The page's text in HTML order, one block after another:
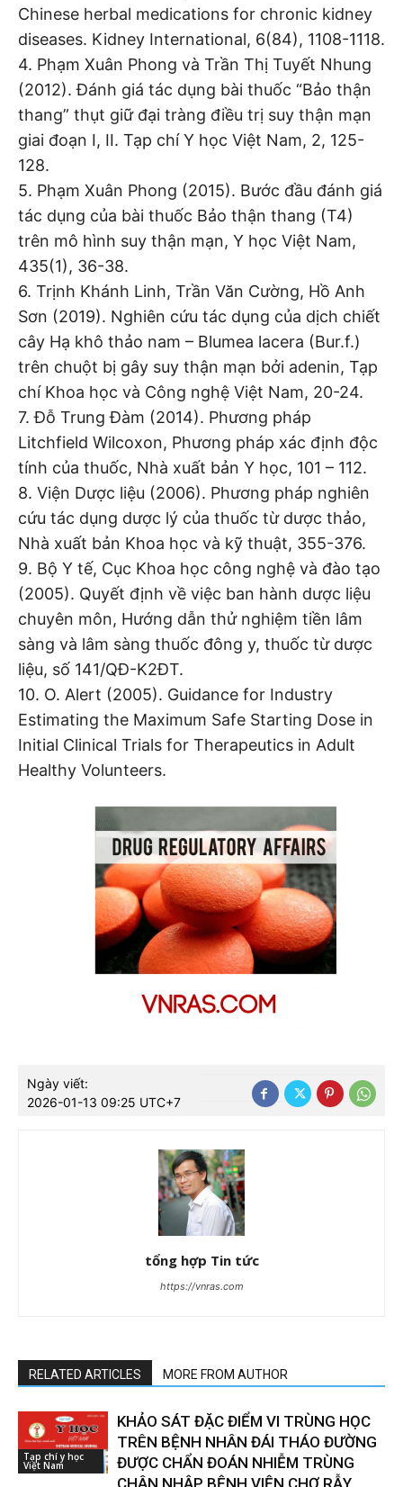
Chinese herbal medications for chronic kidney
diseases. Kidney International, 6(84), 1108-1118.
4. Phạm Xuân Phong và Trần Thị Tuyết Nhung
(2012). Đánh giá tác dụng bài thuốc “Bảo thận
thang” thụt giữ đại tràng điều trị suy thận mạn
giai đoạn I, II. Tạp chí Y học Việt Nam, 2, 125-
128.
5. Phạm Xuân Phong (2015). Bước đầu đánh giá
tác dụng của bài thuốc Bảo thận thang (T4)
trên mô hình suy thận mạn, Y học Việt Nam,
435(1), 36-38.
6. Trịnh Khánh Linh, Trần Văn Cường, Hồ Anh
Sơn (2019). Nghiên cứu tác dụng của dịch chiết
cây Hạ khô thảo nam – Blumea lacera (Bur.f.)
trên chuột bị gây suy thận mạn bởi adenin, Tạp
chí Khoa học và Công nghệ Việt Nam, 20-24.
7. Đỗ Trung Đàm (2014). Phương pháp
Litchfield Wilcoxon, Phương pháp xác định độc
tính của thuốc, Nhà xuất bản Y học, 101 – 112.
8. Viện Dược liệu (2006). Phương pháp nghiên
cứu tác dụng dược lý của thuốc từ dược thảo,
Nhà xuất bản Khoa học và kỹ thuật, 355-376.
9. Bộ Y tế, Cục Khoa học công nghệ và đào tạo
(2005). Quyết định về việc ban hành dược liệu
chuyên môn, Hướng dẫn thử nghiệm tiền lâm
sàng và lâm sàng thuốc đông y, thuốc từ dược
liệu, số 141/QĐ-K2ĐT.
10. O. Alert (2005). Guidance for Industry
Estimating the Maximum Safe Starting Dose in
Initial Clinical Trials for Therapeutics in Adult
Healthy Volunteers.
Ngày viết:
2026-01-13 09:25 UTC+7
tổng hợp Tin tức
https://vnras.com
RELATED ARTICLES MORE FROM AUTHOR
Tạp chí y học
Việt Nam
KHẢO SÁT ĐẶC ĐIỂM VI TRÙNG HỌC
TRÊN BỆNH NHÂN ĐÁI THÁO ĐƯỜNG
ĐƯỢC CHẨN ĐOÁN NHIỄM TRÙNG